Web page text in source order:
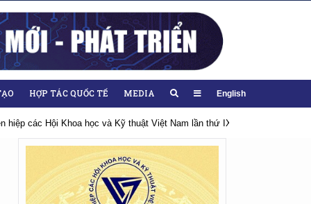
HỢP TÁC QUỐC TẾ MEDIA English
kỳ 2026-2031 Hướng tới Đại hội lần thứ XIV của Đảng